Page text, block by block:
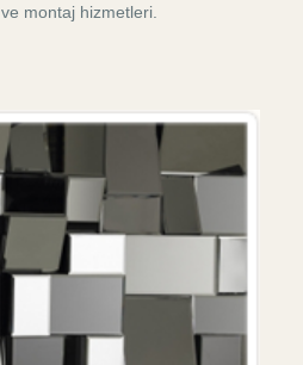
montaj hizmetleri.